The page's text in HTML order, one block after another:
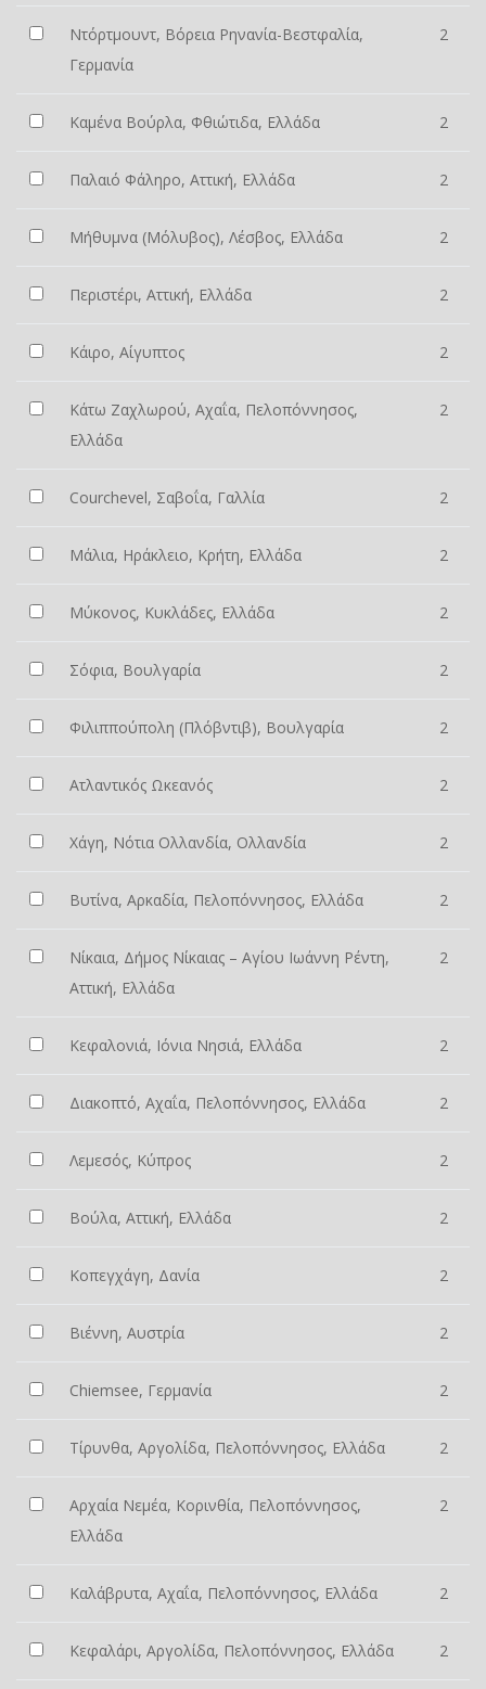
Ντόρτμουντ, Βόρεια Ρηνανία-Βεστφαλία,
Γερμανία
2
Καμένα Βούρλα, Φθιώτιδα, Ελλάδα 2
Παλαιό Φάληρο, Αττική, Ελλάδα 2
Μήθυμνα (Μόλυβος), Λέσβος, Ελλάδα 2
Περιστέρι, Αττική, Ελλάδα 2
Κάιρο, Αίγυπτος 2
Κάτω Ζαχλωρού, Αχαΐα, Πελοπόννησος,
Ελλάδα
2
Courchevel, Σαβοΐα, Γαλλία 2
Μάλια, Ηράκλειο, Κρήτη, Ελλάδα 2
Μύκονος, Κυκλάδες, Ελλάδα 2
Σόφια, Βουλγαρία 2
Φιλιππούπολη (Πλόβντιβ), Βουλγαρία 2
Ατλαντικός Ωκεανός 2
Χάγη, Νότια Ολλανδία, Ολλανδία 2
Βυτίνα, Αρκαδία, Πελοπόννησος, Ελλάδα 2
Νίκαια, Δήμος Νίκαιας – Αγίου Ιωάννη Ρέντη,
Αττική, Ελλάδα
2
Κεφαλονιά, Ιόνια Νησιά, Ελλάδα 2
Διακοπτό, Αχαΐα, Πελοπόννησος, Ελλάδα 2
Λεμεσός, Κύπρος 2
Βούλα, Αττική, Ελλάδα 2
Κοπεγχάγη, Δανία 2
Βιέννη, Αυστρία 2
Chiemsee, Γερμανία 2
Τίρυνθα, Αργολίδα, Πελοπόννησος, Ελλάδα 2
Αρχαία Νεμέα, Κορινθία, Πελοπόννησος,
Ελλάδα
2
Καλάβρυτα, Αχαΐα, Πελοπόννησος, Ελλάδα 2
Κεφαλάρι, Αργολίδα, Πελοπόννησος, Ελλάδα 2